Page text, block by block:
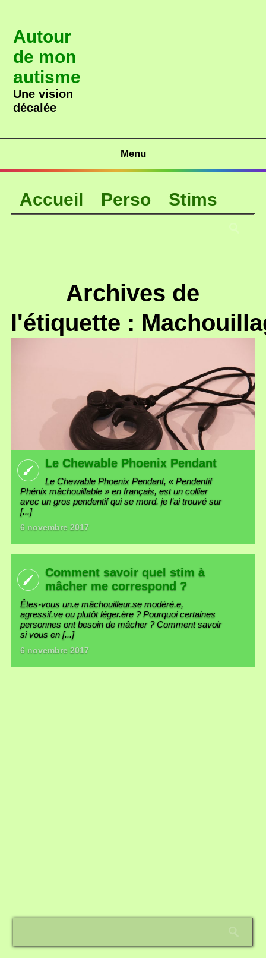
Autour
de mon
autisme
Une vision
décalée
Menu
Accueil Perso Stims
Archives de
l'étiquette :
Le Chewable Phoenix Pendant
Le Chewable Phoenix Pendant, « Pendentif
Phénix mâchouillable » en français, est un collier
avec un gros pendentif qui se mord. je l’ai trouvé sur
[...]
6 novembre 2017
Comment savoir quel stim à
mâcher me correspond ?
Êtes-vous un.e mâchouilleur.se modéré.e,
agressif.ve ou plutôt léger.ère ? Pourquoi certaines
personnes ont besoin de mâcher ? Comment savoir
si vous en [...]
6 novembre 2017